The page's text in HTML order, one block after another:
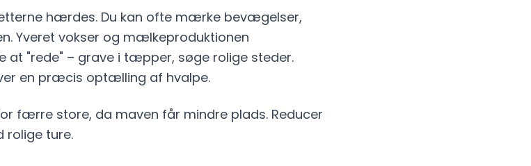
hærdes. Du kan ofte mærke bevægelser,
Yveret vokser og mælkeproduktionen
at "rede" – grave i tæpper, søge rolige steder.
en præcis optælling af hvalpe.
færre store, da maven får mindre plads. Reducer
ture.